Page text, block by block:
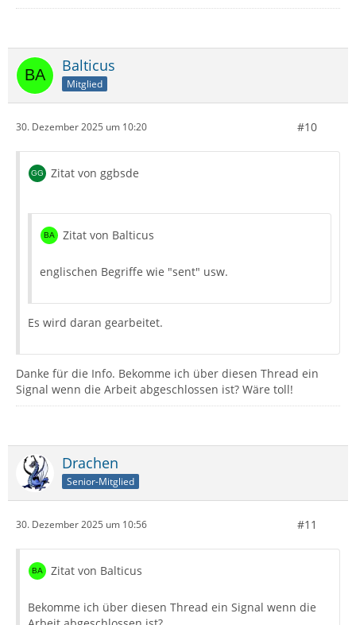
Balticus
Mitglied
30. Dezember 2025 um 10:20 #10
Zitat von ggbsde
Zitat von Balticus
englischen Begriffe wie "sent" usw.
Es wird daran gearbeitet.
Danke für die Info. Bekomme ich über diesen Thread ein
Signal wenn die Arbeit abgeschlossen ist? Wäre toll!
Drachen
Senior-Mitglied
30. Dezember 2025 um 10:56 #11
Zitat von Balticus
Bekomme ich über diesen Thread ein Signal wenn die